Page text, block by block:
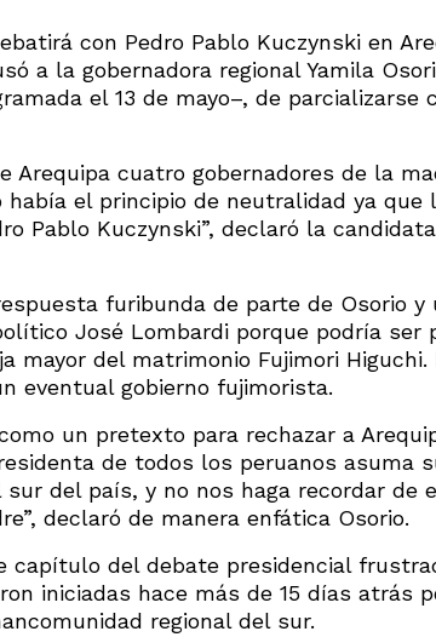
con Pedro Pablo Kuczynski en
a la gobernadora regional Yamila
el 13 de mayo–, de parcializarse
Arequipa cuatro gobernadores de la
el principio de neutralidad ya que
Pablo Kuczynski”, declaró la
furibunda de parte de Osorio
José Lombardi porque podría ser
mayor del matrimonio Fujimori
eventual gobierno fujimorista.
un pretexto para rechazar a
de todos los peruanos asuma
sur del país, y no nos haga recordar de
declaró de manera enfática Osorio.
capítulo del debate presidencial
iniciadas hace más de 15 días atrás
regional del sur.